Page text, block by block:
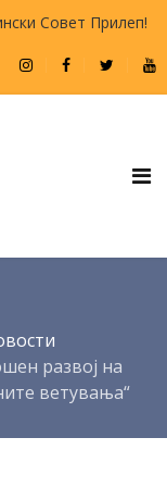
Совет Прилеп!
развој на
ветувања“